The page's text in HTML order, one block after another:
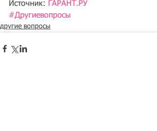
Источник: ГАРАНТ.РУ
#Другиевопросы
другие вопросы